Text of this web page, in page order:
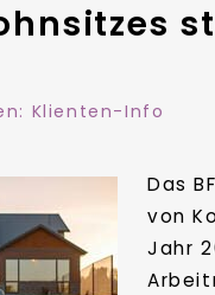
Klienten-Info
Das
von
Jahr